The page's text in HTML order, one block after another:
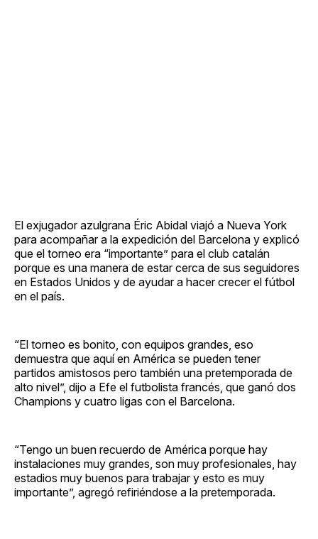
El exjugador azulgrana Éric Abidal viajó a Nueva York
para acompañar a la expedición del Barcelona y explicó
que el torneo era “importante” para el club catalán
porque es una manera de estar cerca de sus seguidores
en Estados Unidos y de ayudar a hacer crecer el fútbol
en el país.
“El torneo es bonito, con equipos grandes, eso
demuestra que aquí en América se pueden tener
partidos amistosos pero también una pretemporada de
alto nivel”, dijo a Efe el futbolista francés, que ganó dos
Champions y cuatro ligas con el Barcelona.
“Tengo un buen recuerdo de América porque hay
instalaciones muy grandes, son muy profesionales, hay
estadios muy buenos para trabajar y esto es muy
importante”, agregó refiriéndose a la pretemporada.